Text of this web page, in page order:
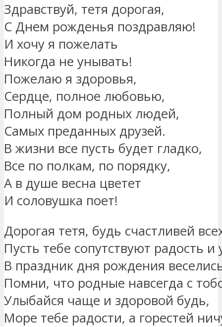
Здравствуй, тетя дорогая,
С Днем рожденья поздравляю!
И хочу я пожелать
Никогда не унывать!
Пожелаю я здоровья,
Сердце, полное любовью,
Полный дом родных людей,
Самых преданных друзей.
В жизни все пусть будет гладко,
Все по полкам, по порядку,
А в душе весна цветет
И соловушка поет!
Дорогая тетя, будь счастливей
Пусть тебе сопутствуют радость и
В праздник дня рождения
Помни, что родные навсегда с
Улыбайся чаще и здоровой будь,
Море тебе радости, а горестей